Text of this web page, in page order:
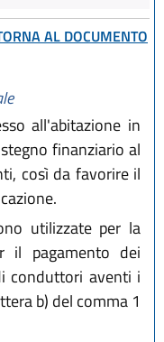
20
20
AL DOCUMENTO
all'abitazione in
finanziario al
così da favorire il
utilizzate per la
il pagamento dei
conduttori aventi i
b) del comma 1